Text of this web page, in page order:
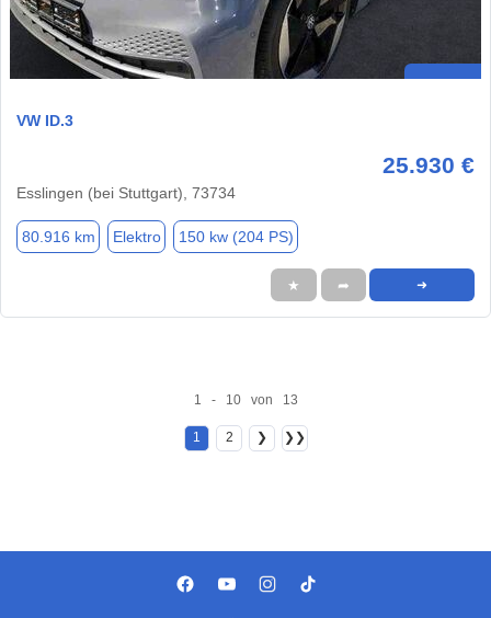
VW ID.3
25.930 €
Esslingen (bei Stuttgart), 73734
80.916 km Elektro 150 kw (204 PS)
★ ➦ ➜
1 - 10 von 13
1 2 ❯ ❯❯